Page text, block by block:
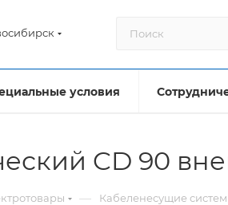
условия
CD 90
— Кабеленесущие